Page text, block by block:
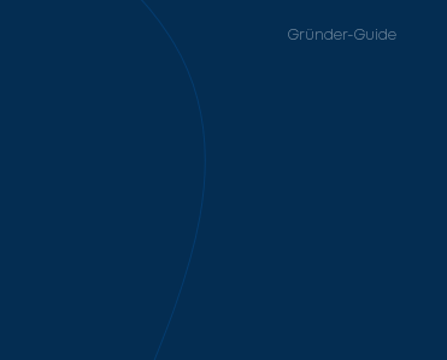
Gründer-Guide